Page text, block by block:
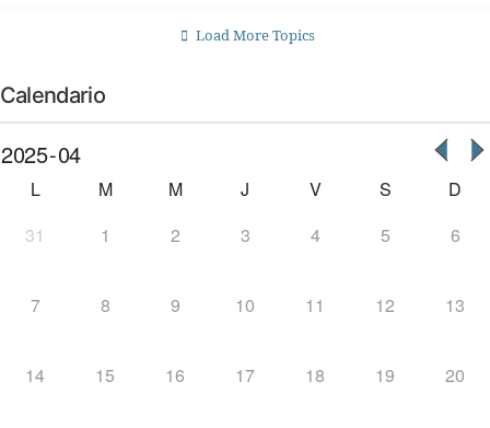
Load More Topics
Calendario
L M M J V S
D
31
1 2 3 4 5 6
7 8 9 10 11 12 13
14 15 16 17 18 19 20